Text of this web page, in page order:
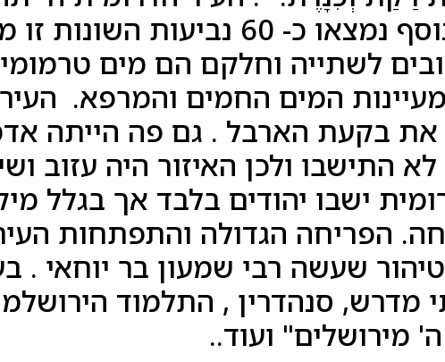
אדמת סחף פורייה ובנוסף נמצאו כ- 60
לשתייה וחלקם הם מים
המים החמים והמרפא.
בקעת הארבל . גם פה הייתה
בין 2 הערים לא התישבו ולכן האיזור היה
ישבו יהודים בלבד אך בגלל
הפריחה הגדולה והתפתחות
שעשה רבי שמעון בר יוחאי .
מדרש, סנהדרין , התלמוד
מירושלים" ועוד..